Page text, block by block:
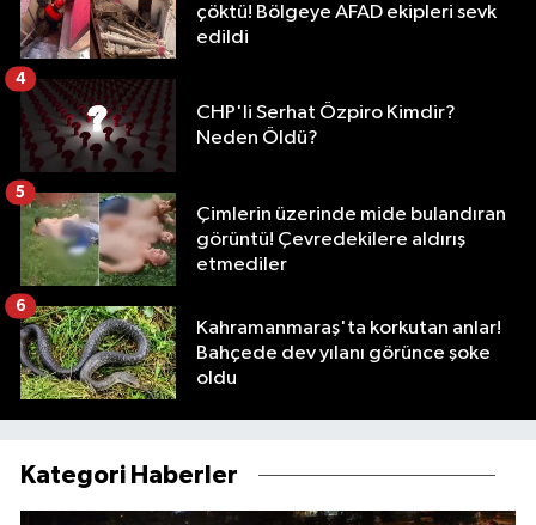
çöktü! Bölgeye AFAD ekipleri sevk
edildi
CHP'li Serhat Özpiro Kimdir?
Neden Öldü?
4
Çimlerin üzerinde mide bulandıran
görüntü! Çevredekilere aldırış
etmediler
5
Kahramanmaraş'ta korkutan anlar!
Bahçede dev yılanı görünce şoke
oldu
6
Kategori Haberler